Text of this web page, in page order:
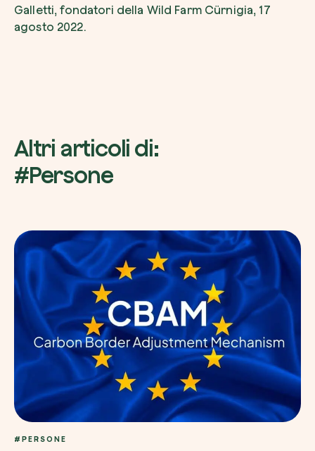
Galletti, fondatori della Wild Farm Cürnigia, 17
agosto 2022.
Altri articoli di:
#Persone
#PERSONE